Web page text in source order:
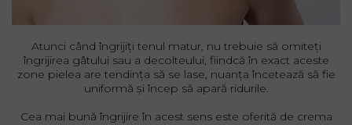
Atunci când îngrijiți tenul matur, nu trebuie să omiteți
îngrijirea gâtului sau a decolteului, fiindcă în exact aceste
zone pielea are tendința să se lase, nuanța încetează să fie
uniformă și încep să apară ridurile.
Cea mai bună îngrijire în acest sens este oferită de crema